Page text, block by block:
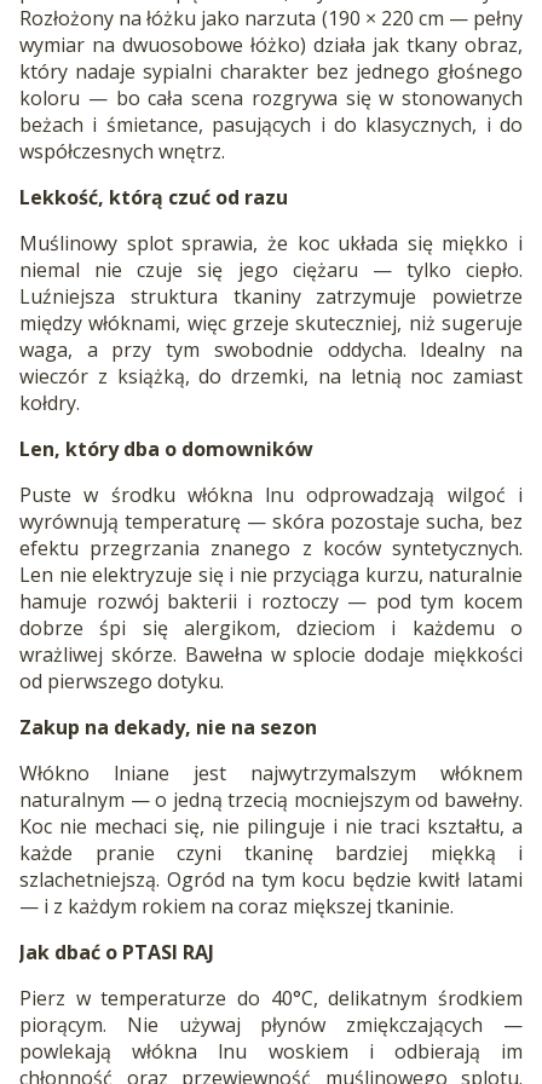
Rozłożony na łóżku jako narzuta (190 × 220 cm — pełny
wymiar na dwuosobowe łóżko) działa jak tkany obraz,
który nadaje sypialni charakter bez jednego głośnego
koloru — bo cała scena rozgrywa się w stonowanych
beżach i śmietance, pasujących i do klasycznych, i do
współczesnych wnętrz.
Lekkość, którą czuć od razu
Muślinowy splot sprawia, że koc układa się miękko i
niemal nie czuje się jego ciężaru — tylko ciepło.
Luźniejsza struktura tkaniny zatrzymuje powietrze
między włóknami, więc grzeje skuteczniej, niż sugeruje
waga, a przy tym swobodnie oddycha. Idealny na
wieczór z książką, do drzemki, na letnią noc zamiast
kołdry.
Len, który dba o domowników
Puste w środku włókna lnu odprowadzają wilgoć i
wyrównują temperaturę — skóra pozostaje sucha, bez
efektu przegrzania znanego z koców syntetycznych.
Len nie elektryzuje się i nie przyciąga kurzu, naturalnie
hamuje rozwój bakterii i roztoczy — pod tym kocem
dobrze śpi się alergikom, dzieciom i każdemu o
wrażliwej skórze. Bawełna w splocie dodaje miękkości
od pierwszego dotyku.
Zakup na dekady, nie na sezon
Włókno lniane jest najwytrzymalszym włóknem
naturalnym — o jedną trzecią mocniejszym od bawełny.
Koc nie mechaci się, nie pilinguje i nie traci kształtu, a
każde pranie czyni tkaninę bardziej miękką i
szlachetniejszą. Ogród na tym kocu będzie kwitł latami
— i z każdym rokiem na coraz miększej tkaninie.
Jak dbać o PTASI RAJ
Pierz w temperaturze do 40°C, delikatnym środkiem
piorącym. Nie używaj płynów zmiękczających —
powlekają włókna lnu woskiem i odbierają im
chłonność oraz przewiewność muślinowego splotu.